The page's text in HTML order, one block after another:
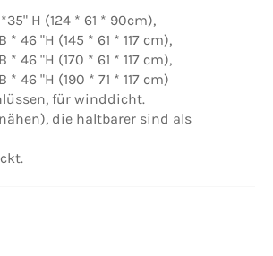
H (124 * 61 * 90cm),
* 46 "H (145 * 61 * 117 cm),
* 46 "H (170 * 61 * 117 cm),
* 46 "H (190 * 71 * 117 cm)
für winddicht.
die haltbarer sind als